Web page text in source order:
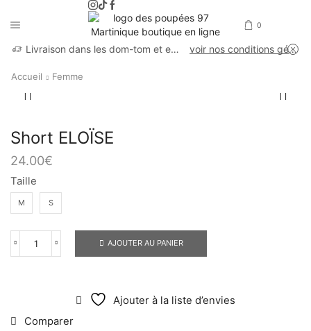
0
Livraison dans les dom-tom et en France métropolitaine voir nos conditions générales de vente
Accueil Femme
Short ELOÏSE
24.00€
Taille
M S
AJOUTER AU PANIER
Ajouter à la liste d’envies
Comparer